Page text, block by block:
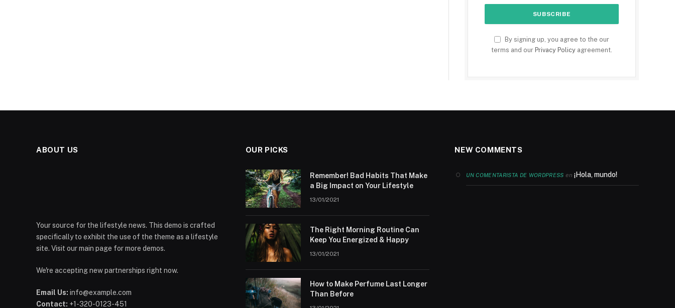
By signing up, you agree to the our
terms and our Privacy Policy agreement.
ABOUT US
Your source for the lifestyle news. This demo is crafted
specifically to exhibit the use of the theme as a lifestyle
site. Visit our main page for more demos.
We're accepting new partnerships right now.
Email Us: info@example.com
Contact: +1-320-0123-451
OUR PICKS
Remember! Bad Habits That Make
a Big Impact on Your Lifestyle
13/01/2021
The Right Morning Routine Can
Keep You Energized & Happy
13/01/2021
How to Make Perfume Last Longer
Than Before
NEW COMMENTS
UN COMENTARISTA DE WORDPRESS en ¡Hola, mundo!